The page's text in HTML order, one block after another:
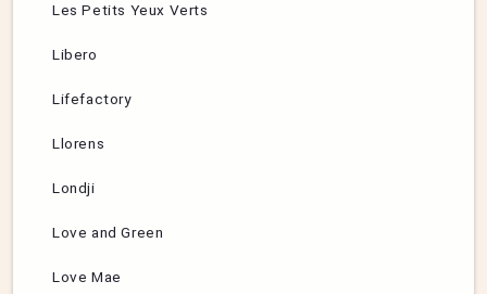
Les Petits Yeux Verts
Libero
Lifefactory
Llorens
Londji
Love and Green
Love Mae